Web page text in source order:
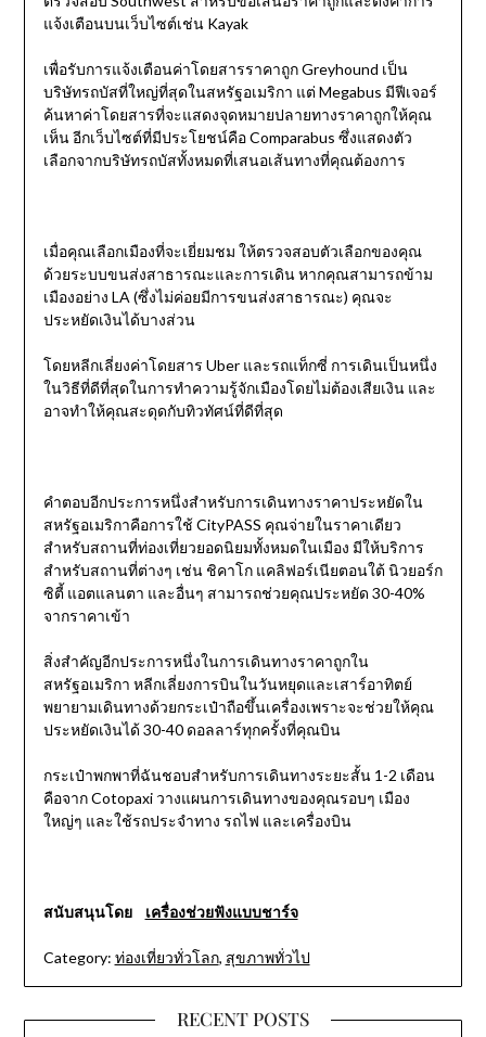
แจ้งเตือนบนเว็บไซต์เช่น Kayak
เพื่อรับการแจ้งเตือนค่าโดยสารราคาถูก Greyhound เป็น
บริษัทรถบัสที่ใหญ่ที่สุดในสหรัฐอเมริกา แต่ Megabus มีฟีเจอร์
ค้นหาค่าโดยสารที่จะแสดงจุดหมายปลายทางราคาถูกให้คุณ
เห็น อีกเว็บไซต์ที่มีประโยชน์คือ Comparabus ซึ่งแสดงตัว
เลือกจากบริษัทรถบัสทั้งหมดที่เสนอเส้นทางที่คุณต้องการ
เมื่อคุณเลือกเมืองที่จะเยี่ยมชม ให้ตรวจสอบตัวเลือกของคุณ
ด้วยระบบขนส่งสาธารณะและการเดิน หากคุณสามารถข้าม
เมืองอย่าง LA (ซึ่งไม่ค่อยมีการขนส่งสาธารณะ) คุณจะ
ประหยัดเงินได้บางส่วน
โดยหลีกเลี่ยงค่าโดยสาร Uber และรถแท็กซี่ การเดินเป็นหนึ่ง
ในวิธีที่ดีที่สุดในการทำความรู้จักเมืองโดยไม่ต้องเสียเงิน และ
อาจทำให้คุณสะดุดกับทิวทัศน์ที่ดีที่สุด
คำตอบอีกประการหนึ่งสำหรับการเดินทางราคาประหยัดใน
สหรัฐอเมริกาคือการใช้ CityPASS คุณจ่ายในราคาเดียว
สำหรับสถานที่ท่องเที่ยวยอดนิยมทั้งหมดในเมือง มีให้บริการ
สำหรับสถานที่ต่างๆ เช่น ชิคาโก แคลิฟอร์เนียตอนใต้ นิวยอร์ก
ซิตี้ แอตแลนตา และอื่นๆ สามารถช่วยคุณประหยัด 30-40%
จากราคาเข้า
สิ่งสำคัญอีกประการหนึ่งในการเดินทางราคาถูกใน
สหรัฐอเมริกา หลีกเลี่ยงการบินในวันหยุดและเสาร์อาทิตย์
พยายามเดินทางด้วยกระเป๋าถือขึ้นเครื่องเพราะจะช่วยให้คุณ
ประหยัดเงินได้ 30-40 ดอลลาร์ทุกครั้งที่คุณบิน
กระเป๋าพกพาที่ฉันชอบสำหรับการเดินทางระยะสั้น 1-2 เดือน
คือจาก Cotopaxi วางแผนการเดินทางของคุณรอบๆ เมือง
ใหญ่ๆ และใช้รถประจำทาง รถไฟ และเครื่องบิน
สนับสนุนโดย เครื่องช่วยฟังแบบชาร์จ
Category: ท่องเที่ยวทั่วโลก, สุขภาพทั่วไป
RECENT POSTS